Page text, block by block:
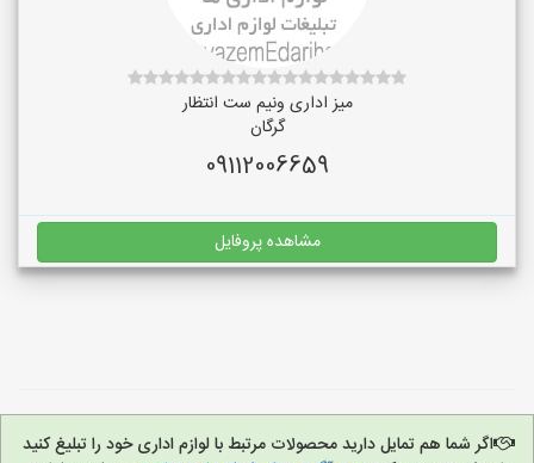
میز اداری ونیم ست انتظار
گرگان
09112006659
مشاهده پروفایل
اگر شما هم تمایل دارید محصولات مرتبط با لوازم اداری خود را تبلیغ کنید